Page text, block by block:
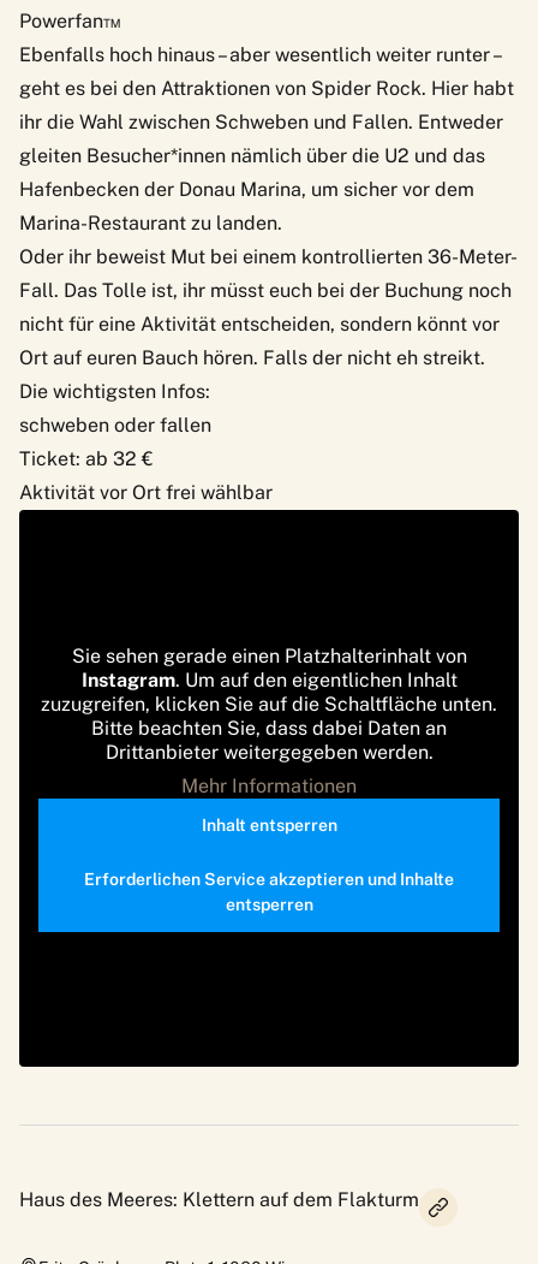
Powerfan™
Ebenfalls hoch hinaus – aber wesentlich weiter runter –
geht es bei den Attraktionen von Spider Rock. Hier habt
ihr die Wahl zwischen Schweben und Fallen. Entweder
gleiten Besucher*innen nämlich über die U2 und das
Hafenbecken der Donau Marina, um sicher vor dem
Marina-Restaurant zu landen.
Oder ihr beweist Mut bei einem kontrollierten 36-Meter-
Fall. Das Tolle ist, ihr müsst euch bei der Buchung noch
nicht für eine Aktivität entscheiden, sondern könnt vor
Ort auf euren Bauch hören. Falls der nicht eh streikt.
Die wichtigsten Infos:
schweben oder fallen
Ticket: ab 32 €
Aktivität vor Ort frei wählbar
Sie sehen gerade einen Platzhalterinhalt von
Instagram. Um auf den eigentlichen Inhalt
zuzugreifen, klicken Sie auf die Schaltfläche unten.
Bitte beachten Sie, dass dabei Daten an
Drittanbieter weitergegeben werden.
Mehr Informationen
Inhalt entsperren
Erforderlichen Service akzeptieren und Inhalte
entsperren
Haus des Meeres: Klettern auf dem Flakturm